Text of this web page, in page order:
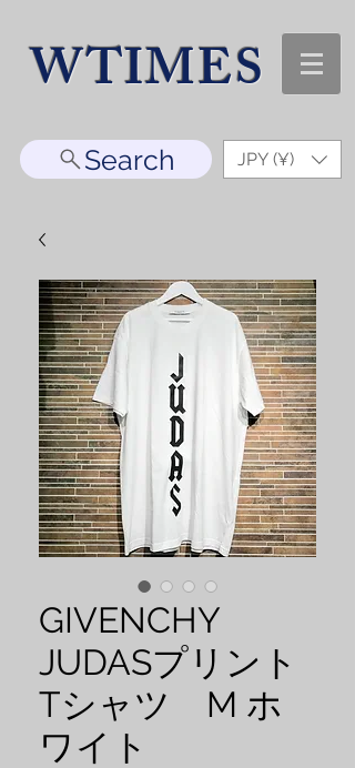
WTIMES
Search JPY (¥)
GIVENCHY
JUDASプリント
Tシャツ M ホ
ワイト